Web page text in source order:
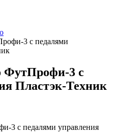
3 с педалями
ФутПрофи-3 с
Пластэк-Техник